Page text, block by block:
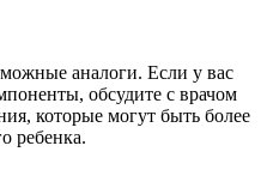
аналоги. Если у вас
обсудите с врачом
которые могут быть более
ребенка.